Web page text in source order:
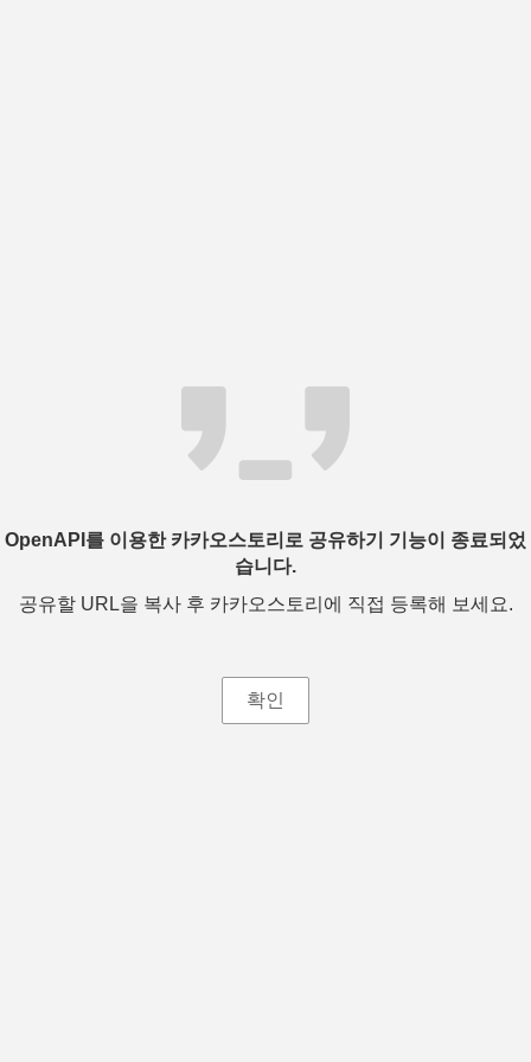
OpenAPI를 이용한 카카오스토리로 공유하기 기능이 종료되었
습니다.
공유할 URL을 복사 후 카카오스토리에 직접 등록해 보세요.
확인